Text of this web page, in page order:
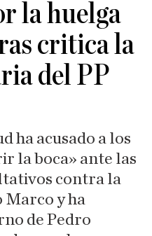
la huelga
critica la
del PP
ha acusado a los
la boca» ante las
contra la
y ha
de Pedro